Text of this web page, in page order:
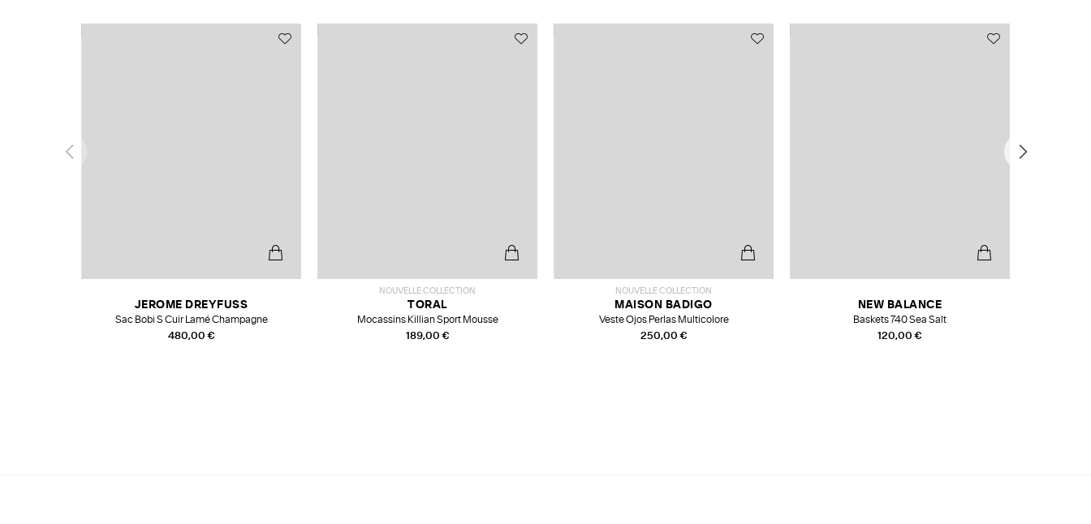
480,00 €
JEROME DREYFUSS
Sac Bobi S Cuir Lamé Champagne
NOUVELLE COLLECTION
189,00 €
TORAL
Mocassins Killian Sport Mousse
NOUVELLE COLLECTION
250,00 €
MAISON BADIGO
Veste Ojos Perlas Multicolore
120,00 €
NEW BALANCE
Baskets 740 Sea Salt